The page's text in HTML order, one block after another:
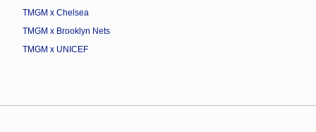
TMGM x Chelsea
TMGM x Brooklyn Nets
TMGM x UNICEF